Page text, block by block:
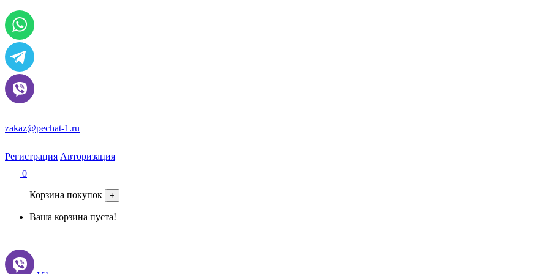
zakaz@pechat-1.ru
Регистрация Авторизация
0
Корзина покупок +
Ваша корзина пуста!